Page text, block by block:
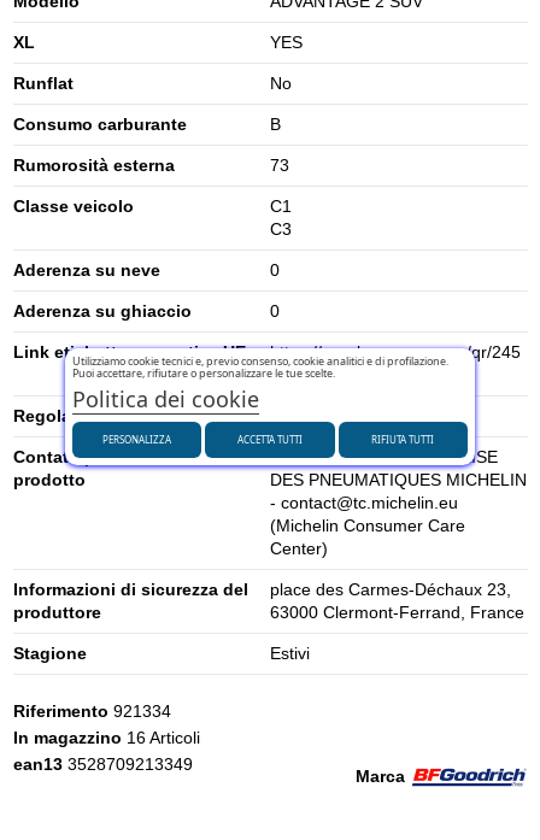
XL YES
Runflat No
Consumo carburante B
Rumorosità esterna 73
Classe veicolo
C1
C3
Aderenza su neve 0
Aderenza su ghiaccio 0
Link etichetta energetica UE
https://eprel.ec.europa.eu/qr/245
7453
Regolamento UE (2020/740)
Contatti per la sicurezza del
prodotto
MANUFACTURE FRANCAISE
DES PNEUMATIQUES MICHELIN
- contact@tc.michelin.eu
(Michelin Consumer Care
Center)
Informazioni di sicurezza del
produttore
place des Carmes-Déchaux 23,
63000 Clermont-Ferrand, France
Stagione Estivi
Marca
Riferimento 921334
In magazzino 16 Articoli
ean13 3528709213349
Utilizziamo cookie tecnici e, previo consenso, cookie analitici e di profilazione.
Puoi accettare, rifiutare o personalizzare le tue scelte.
Politica dei cookie
PERSONALIZZA RIFIUTA TUTTI
ACCETTA TUTTI